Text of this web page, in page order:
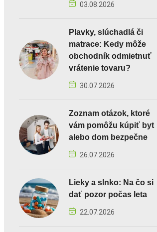
03.08.2026
Plavky, slúchadlá či
matrace: Kedy môže
obchodník odmietnuť
vrátenie tovaru?
30.07.2026
Zoznam otázok, ktoré
vám pomôžu kúpiť byt
alebo dom bezpečne
26.07.2026
Lieky a slnko: Na čo si
dať pozor počas leta
22.07.2026